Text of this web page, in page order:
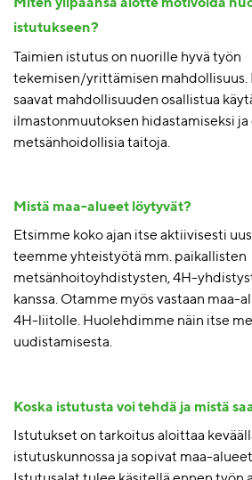
Miten ylipäänsä aiotte motivoida
istutukseen?
Taimien istutus on nuorille hyvä työn
tekemisen/yrittämisen mahdollisuus.
saavat mahdollisuuden osallistua
ilmastonmuutoksen hidastamiseksi
metsänhoidollisia taitoja.
Mistä maa-alueet löytyvät?
Etsimme koko ajan itse aktiivisesti
teemme yhteistyötä mm. paikallisten
metsänhoitoyhdistysten, 4H-
kanssa. Otamme myös vastaan maa-
4H-liitolle. Huolehdimme näin itse
uudistamisesta.
Koska istutusta voi tehdä ja mistä
Istutukset on tarkoitus aloittaa
istutuskunnossa ja sopivat maa-